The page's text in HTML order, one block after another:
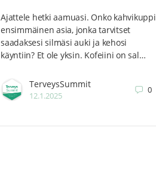
Ajattele hetki aamuasi. Onko kahvikuppi
ensimmäinen asia, jonka tarvitset
saadaksesi silmäsi auki ja kehosi
käyntiin? Et ole yksin. Kofeiini on sal…
TerveysSummit
12.1.2025
0